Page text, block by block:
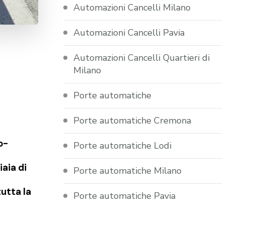
di
la
Automazioni Cancelli Milano
Automazioni Cancelli Pavia
Automazioni Cancelli Quartieri di
Milano
Porte automatiche
Porte automatiche Cremona
Porte automatiche Lodi
Porte automatiche Milano
Porte automatiche Pavia